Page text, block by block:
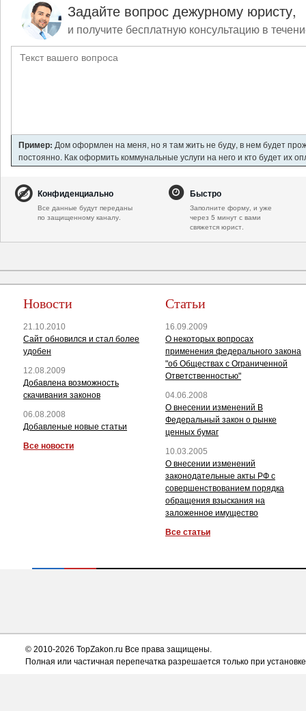
Задайте вопрос дежурному юристу,
и получите бесплатную консультацию в
Пример: Дом оформлен на меня, но я там жить не буду, в нем будет
постоянно. Как оформить коммунальные услуги на него и кто будет их
Конфиденциально
Все данные будут переданы
по защищенному каналу.
Быстро
Заполните форму, и уже
через 5 минут с вами
свяжется юрист.
Новости
21.10.2010
Сайт обновился и стал более
удобен
12.08.2009
Добавлена возможность
скачивания законов
06.08.2008
Добавленые новые статьи
Все новости
Статьи
16.09.2009
О некоторых вопросах
применения федерального закона
"об Обществах с Ограниченной
Ответственностью"
04.06.2008
О внесении изменений В
Федеральный закон о рынке
ценных бумаг
10.03.2005
О внесении изменений
законодательные акты РФ с
совершенствованием порядка
обращения взыскания на
заложенное имущество
Все статьи
© 2010-2026 TopZakon.ru Все права защищены.
Полная или частичная перепечатка разрешается только при